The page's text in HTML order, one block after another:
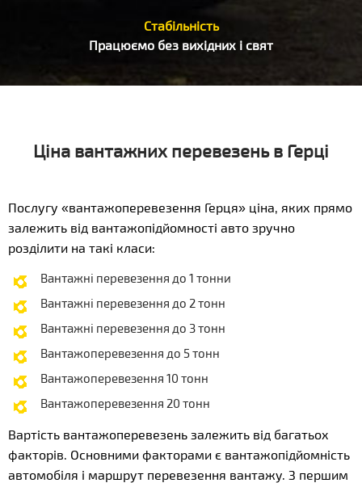
Стабільність
Працюємо без вихідних і свят
Ціна вантажних перевезень в Герці
Послугу «вантажоперевезення Герця» ціна, яких прямо
залежить від вантажопідйомності авто зручно
розділити на такі класи:
Вантажні перевезення до 1 тонни
Вантажні перевезення до 2 тонн
Вантажні перевезення до 3 тонн
Вантажоперевезення до 5 тонн
Вантажоперевезення 10 тонн
Вантажоперевезення 20 тонн
Вартість вантажоперевезень залежить від багатьох
факторів. Основними факторами є вантажопідйомність
автомобіля і маршрут перевезення вантажу. З першим